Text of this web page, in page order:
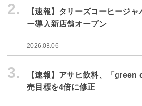
2.
【速報】タリーズコーヒージ
ー導入新店舗オープン
2026.08.06
3.
【速報】アサヒ飲料、「
売目標を4倍に修正